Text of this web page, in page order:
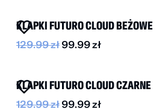
KLAPKI FUTURO CLOUD BEŻOWE
129.99zł 99.99zł
KLAPKI FUTURO CLOUD CZARNE
129.99zł 99.99zł